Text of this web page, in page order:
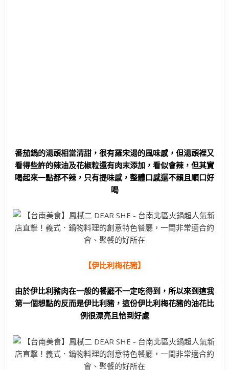
番茄鍋的湯頭相當清甜，很有羅宋湯的風味感，但湯頭裡又
看得些許的辣油及花椒粒還有肉末添加，看似會辣，但其實
喝起來一點都不辣，只有提味感，整體口感還不賴且順口好
喝
【伊比利梅花豬】
由於伊比利豬肉在一般的餐廳不一定吃得到，所以來到這我
第一個想點的反而是伊比利豬，這份伊比利梅花豬的油花比
例很漂亮且恰到好處